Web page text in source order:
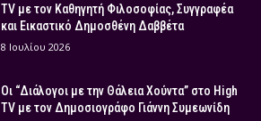
TV με τον Καθηγητή Φιλοσοφίας, Συγγραφέα
και Εικαστικό Δημοσθένη Δαββέτα
8 Ιουλίου 2026
Οι “Διάλογοι με την Θάλεια Χούντα” στο High
TV με τον Δημοσιογράφο Γιάννη Συμεωνίδη